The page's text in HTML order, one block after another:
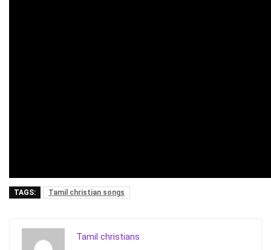
TAGS: Tamil christian songs
Tamil christians